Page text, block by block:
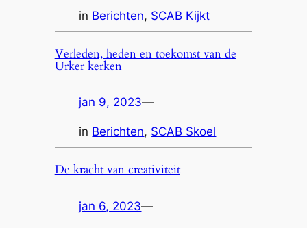
in Berichten, SCAB Kijkt
Verleden, heden en toekomst van de
Urker kerken
jan 9, 2023—
in Berichten, SCAB Skoel
De kracht van creativiteit
jan 6, 2023—